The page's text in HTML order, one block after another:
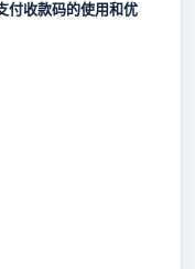
付收款码的使用和优